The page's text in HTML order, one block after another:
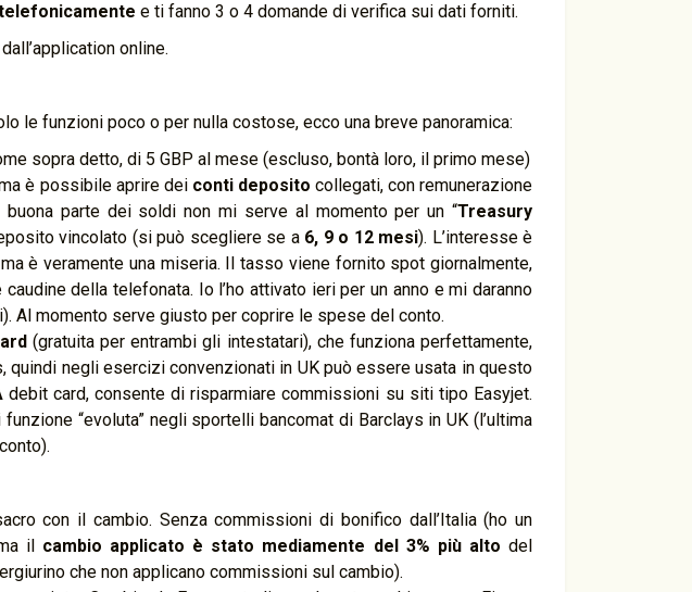
e ti fanno 3 o 4 domande di verifica sui dati forniti.
online.
le funzioni poco o per nulla costose, ecco una breve panoramica:
sopra detto, di 5 GBP al mese (escluso, bontà loro, il primo mese)
è possibile aprire dei conti deposito collegati, con remunerazione
parte dei soldi non mi serve al momento per un “Treasury
vincolato (si può scegliere se a 6, 9 o 12 mesi). L’interesse è
è veramente una miseria. Il tasso viene fornito spot giornalmente,
della telefonata. Io l’ho attivato ieri per un anno e mi daranno
Al momento serve giusto per coprire le spese del conto.
(gratuita per entrambi gli intestatari), che funziona perfettamente,
quindi negli esercizi convenzionati in UK può essere usata in questo
debit card, consente di risparmiare commissioni su siti tipo Easyjet.
“evoluta” negli sportelli bancomat di Barclays in UK (l’ultima
con il cambio. Senza commissioni di bonifico dall’Italia (ho un
il cambio applicato è stato mediamente del 3% più alto del
che non applicano commissioni sul cambio).